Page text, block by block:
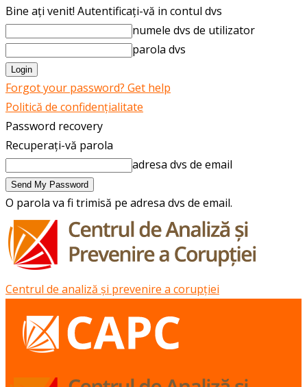
Bine ați venit! Autentificați-vă in contul dvs
numele dvs de utilizator
parola dvs
Forgot your password? Get help
Politică de confidențialitate
Password recovery
Recuperați-vă parola
adresa dvs de email
O parola va fi trimisă pe adresa dvs de email.
Centrul de analiză și prevenire a corupției